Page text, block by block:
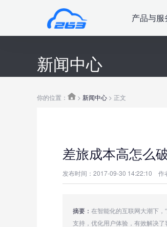
产品与服
你的位置： >新闻中心 > 正文
新闻中心
差旅成本高怎么
发布时间：2017-09-30 14:22:10 作
摘要： 在智能化的互联网大潮下
支持，优化用户体验，有效解决